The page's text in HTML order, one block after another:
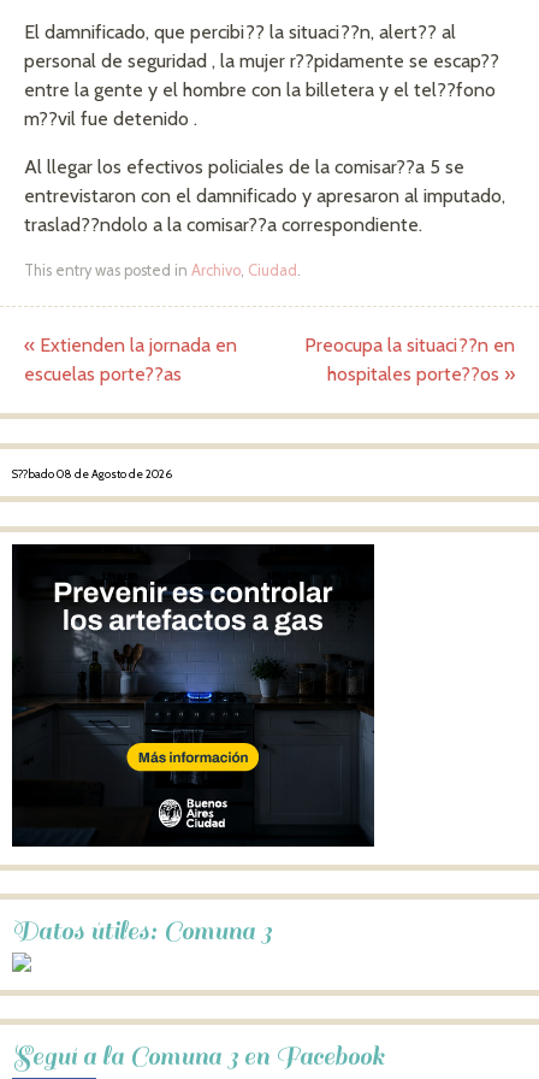
El damnificado, que percibi?? la situaci??n, alert?? al
personal de seguridad , la mujer r??pidamente se escap??
entre la gente y el hombre con la billetera y el tel??fono
m??vil fue detenido .
Al llegar los efectivos policiales de la comisar??a 5 se
entrevistaron con el damnificado y apresaron al imputado,
traslad??ndolo a la comisar??a correspondiente.
This entry was posted in Archivo, Ciudad .
Post navigation
« Extienden la jornada en
escuelas porte??as
Preocupa la situaci??n en
hospitales porte??os »
S??bado 08 de Agosto de 2026
Datos útiles: Comuna 3
Seguí a la Comuna 3 en Facebook